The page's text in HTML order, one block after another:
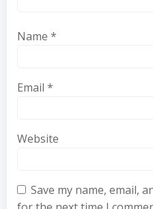
Name *
Email *
Website
Save my name, email,